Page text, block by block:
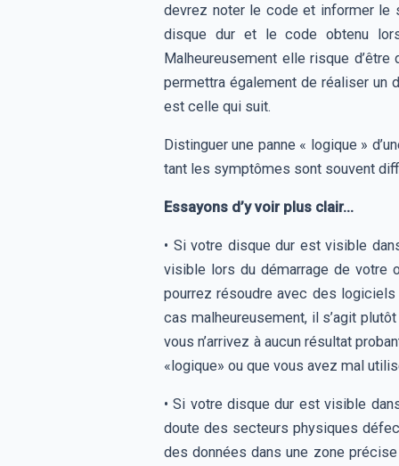
devrez noter le code et informer le
disque dur et le code obtenu
Malheureusement elle risque d’être
permettra également de réaliser un
est celle qui suit.
Distinguer une panne « logique »
tant les symptômes sont souvent
Essayons d’y voir plus clair...
• Si votre disque dur est visible
visible lors du démarrage de votre
pourrez résoudre avec des logiciels
cas malheureusement, il s’agit
vous n’arrivez à aucun résultat
«logique» ou que vous avez mal
• Si votre disque dur est visible
doute des secteurs physiques
des données dans une zone